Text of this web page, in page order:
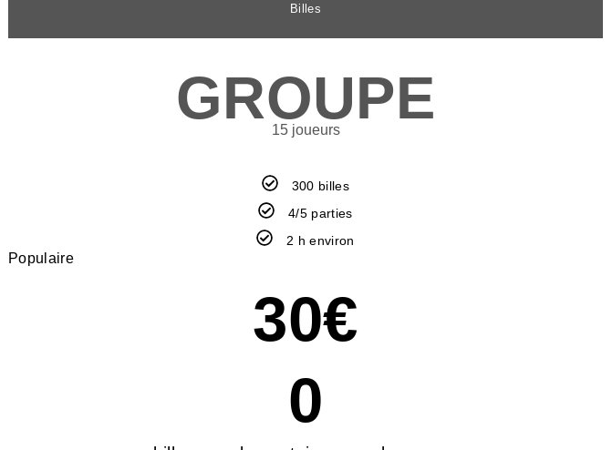
Billes
GROUPE
15 joueurs
300 billes
4/5 parties
2 h environ
Populaire
30€
0